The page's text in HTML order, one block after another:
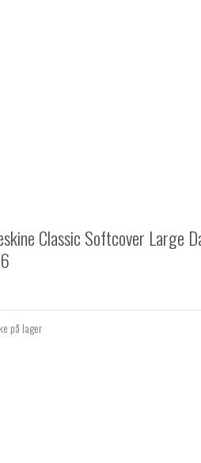
Classic Softcover Large
på lager